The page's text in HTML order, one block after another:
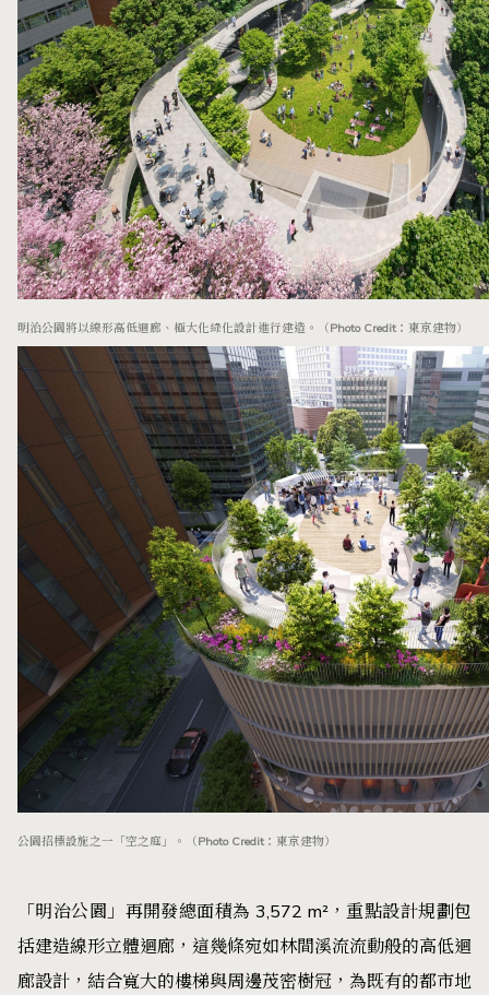
明治公園將以線形高低迴廊、極大化綠化設計進行建造。（Photo Credit：東京建物）
公園招標設施之一「空之庭」。（Photo Credit：東京建物）
「明治公園」再開發總面積為 3,572 m²，重點設計規劃包
括建造線形立體迴廊，這幾條宛如林間溪流流動般的高低迴
廊設計，結合寬大的樓梯與周邊茂密樹冠，為既有的都市地